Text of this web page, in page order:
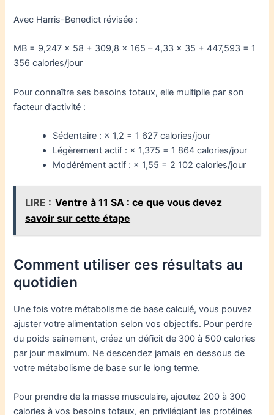
Avec Harris-Benedict révisée :
MB = 9,247 × 58 + 309,8 × 165 – 4,33 × 35 + 447,593 = 1
356 calories/jour
Pour connaître ses besoins totaux, elle multiplie par son
facteur d’activité :
Sédentaire : × 1,2 = 1 627 calories/jour
Légèrement actif : × 1,375 = 1 864 calories/jour
Modérément actif : × 1,55 = 2 102 calories/jour
LIRE : Ventre à 11 SA : ce que vous devez
savoir sur cette étape
Comment utiliser ces résultats au
quotidien
Une fois votre métabolisme de base calculé, vous pouvez
ajuster votre alimentation selon vos objectifs. Pour perdre
du poids sainement, créez un déficit de 300 à 500 calories
par jour maximum. Ne descendez jamais en dessous de
votre métabolisme de base sur le long terme.
Pour prendre de la masse musculaire, ajoutez 200 à 300
calories à vos besoins totaux, en privilégiant les protéines